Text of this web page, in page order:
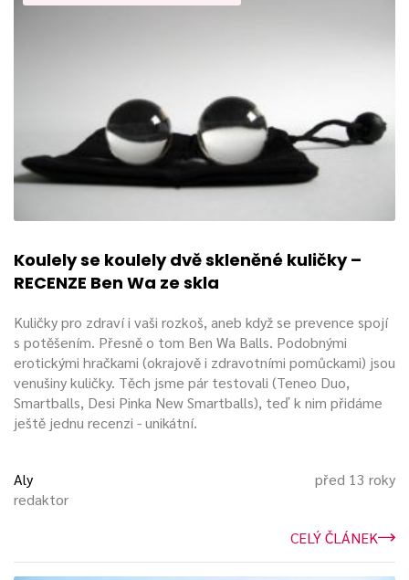
Koulely se koulely dvě skleněné kuličky –
RECENZE Ben Wa ze skla
Kuličky pro zdraví i vaši rozkoš, aneb když se prevence spojí
s potěšením. Přesně o tom Ben Wa Balls. Podobnými
erotickými hračkami (okrajově i zdravotními pomůckami) jsou
venušiny kuličky. Těch jsme pár testovali (Teneo Duo,
Smartballs, Desi Pinka New Smartballs), teď k nim přidáme
ještě jednu recenzi - unikátní.
Aly
redaktor
před 13 roky
CELÝ ČLÁNEK